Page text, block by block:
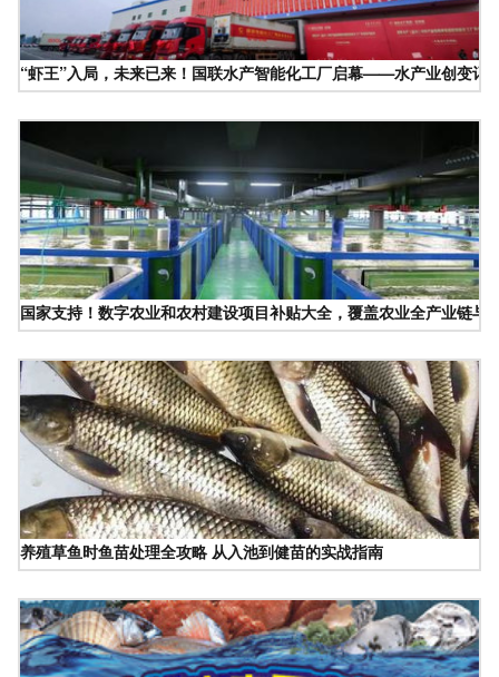
“虾王”入局，未来已来！国联水产智能化工厂启幕——水产业创变记
国家支持！数字农业和农村建设项目补贴大全，覆盖农业全产业链与
养殖草鱼时鱼苗处理全攻略 从入池到健苗的实战指南